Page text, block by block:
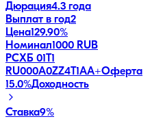
Дюрация4.3 года
Выплат в год2
Цена129.90%
Номинал1000 RUB
РСХБ 01Т1
RU000A0ZZ4T1AA+Оферта
15.0%Доходность
Ставка9%